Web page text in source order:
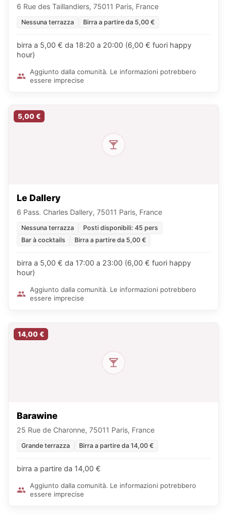
6 Rue des Taillandiers, 75011 Paris, France
Nessuna terrazza Birra a partire da 5,00 €
birra a 5,00 € da 18:20 a 20:00 (6,00 € fuori happy
hour)
Aggiunto dalla comunità. Le informazioni potrebbero
essere imprecise
5,00 €
Le Dallery
6 Pass. Charles Dallery, 75011 Paris, France
Nessuna terrazza
Posti disponibili: 45 pers
Bar à cocktails
Birra a partire da 5,00 €
birra a 5,00 € da 17:00 a 23:00 (6,00 € fuori happy
hour)
Aggiunto dalla comunità. Le informazioni potrebbero
essere imprecise
14,00 €
Barawine
25 Rue de Charonne, 75011 Paris, France
Grande terrazza Birra a partire da 14,00 €
birra a partire da 14,00 €
Aggiunto dalla comunità. Le informazioni potrebbero
essere imprecise